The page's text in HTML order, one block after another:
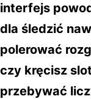
interfejs
dla śledzić
polerować
czy kręcisz
przebywać